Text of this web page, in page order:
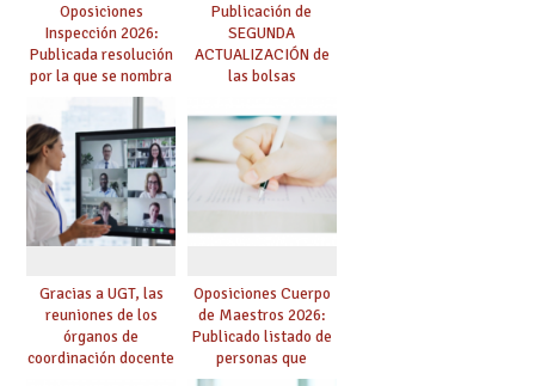
Oposiciones
Inspección 2026:
Publicada resolución
por la que se nombra
funcionarios/as en
prácticas, se regulan
dichas prácticas y se
convoca acto público
de adjudicación
Publicación de
SEGUNDA
ACTUALIZACIÓN de
las bolsas
Cuerpo de Maestros
de especialidades
convocadas a
oposición
Gracias a UGT, las
reuniones de los
órganos de
coordinación docente
Oposiciones Cuerpo
de Maestros 2026:
Publicado listado de
personas que
adquieren nueva